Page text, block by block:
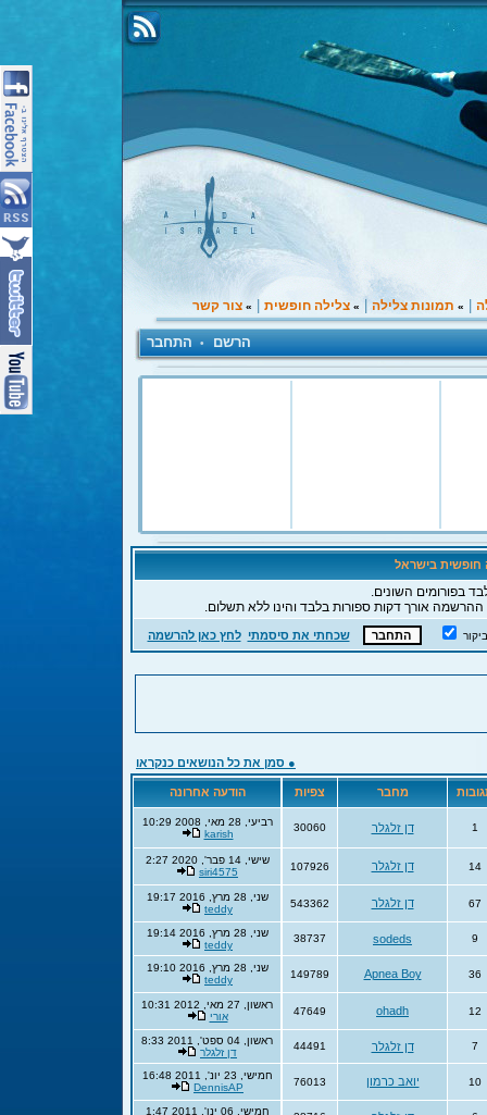
» תמונות צלילה » צלילה חופשית » צור קשר
הרשם • התחבר
חופשית בישראל
בפורומים השונים.
ההרשמה אורך דקות ספורות בלבד והינו ללא תשלום.
שכחתי את סיסמתי לחץ כאן להרשמה
● סמן את כל הנושאים כנקראו
מחבר צפיות הודעה אחרונה
1 דן זלגלר 30060
רביעי, 28 מאי, 2008 10:29
karish
14 דן זלגלר 107926
שישי, 14 פבר', 2020 2:27
siri4575
67 דן זלגלר 543362
שני, 28 מרץ, 2016 19:17
teddy
9
sodeds
38737
שני, 28 מרץ, 2016 19:14
teddy
36
Apnea Boy
149789
שני, 28 מרץ, 2016 19:10
teddy
12
ohadh
47649
ראשון, 27 מאי, 2012 10:31
אורי
7 דן זלגלר 44491
ראשון, 04 ספט', 2011 8:33
דן זלגלר
10 יואב כרמון 76013
חמישי, 23 יונ', 2011 16:48
DennisAP
חמישי, 06 ינו', 2011 1:47